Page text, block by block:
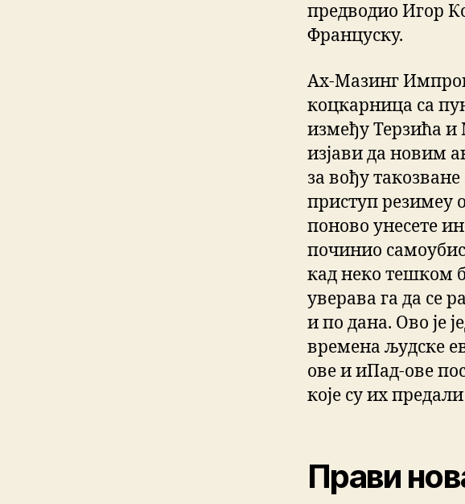
предводио Игор
Француску.
Ах-Мазинг
коцкарница са
између Терзића
изјави да новим
за вођу
приступ резимеу
поново унесете
починио
кад неко тешком
уверава га да се
и по дана. Ово је
времена људске
ове и иПад-ове
које су их
Прави